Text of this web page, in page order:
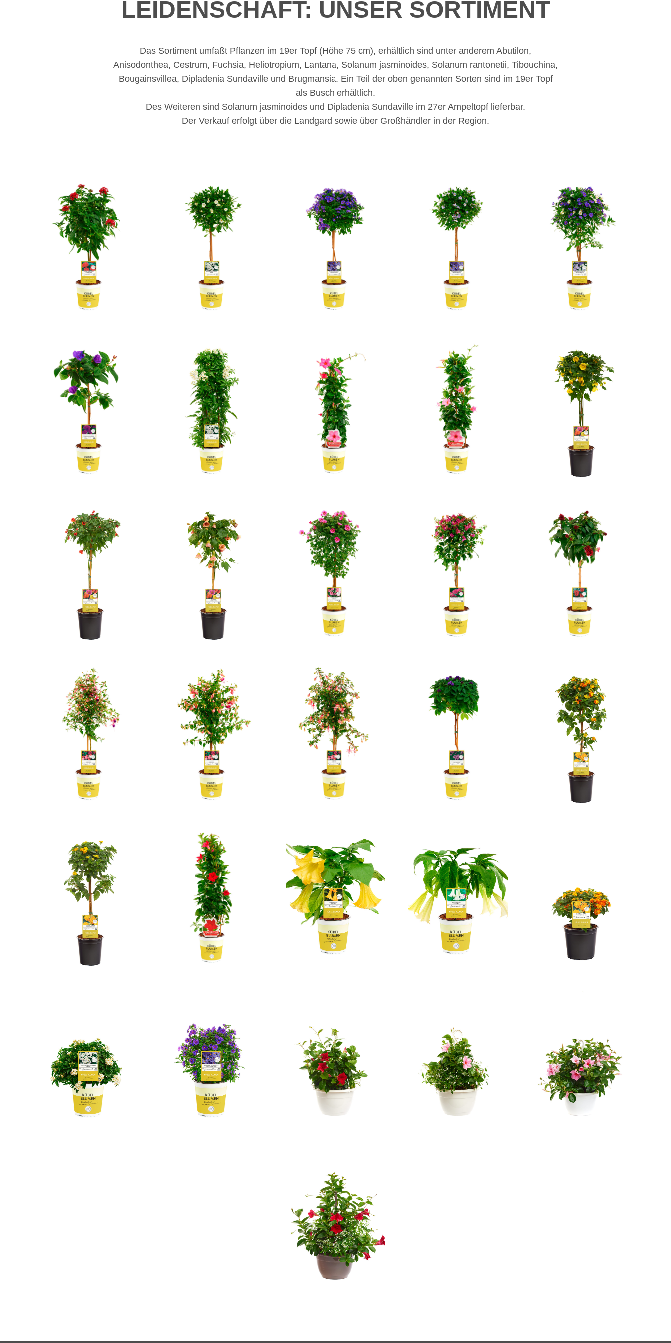
LEIDENSCHAFT: UNSER SORTIMENT
Das Sortiment umfaßt Pflanzen im 19er Topf (Höhe 75 cm), erhältlich sind unter anderem Abutilon,
Anisodonthea, Cestrum, Fuchsia, Heliotropium, Lantana, Solanum jasminoides, Solanum rantonetii, Tibouchina,
Bougainsvillea, Dipladenia Sundaville und Brugmansia. Ein Teil der oben genannten Sorten sind im 19er Topf
als Busch erhältlich.
Des Weiteren sind Solanum jasminoides und Dipladenia Sundaville im 27er Ampeltopf lieferbar.
Der Verkauf erfolgt über die Landgard sowie über Großhändler in der Region.